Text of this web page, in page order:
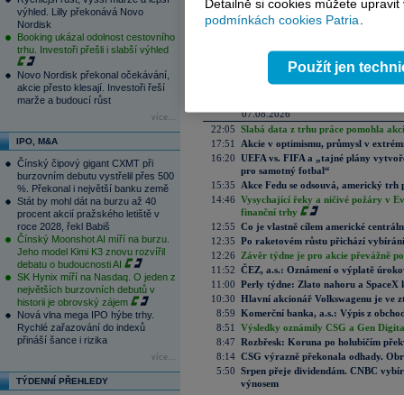
výhled. Lilly překonává Novo
Nordisk
Booking ukázal odolnost cestovního
trhu. Investoři přešli i slabší výhled
Novo Nordisk překonal očekávání,
akcie přesto klesají. Investoři řeší
marže a budoucí růst
více...
IPO, M&A
Čínský čipový gigant CXMT při
burzovním debutu vystřelil přes 500
%. Překonal i největší banku země
Stát by mohl dát na burzu až 40
procent akcií pražského letiště v
roce 2028, řekl Babiš
Čínský Moonshot AI míří na burzu.
Jeho model Kimi K3 znovu rozvířil
debatu o budoucnosti AI
SK Hynix míří na Nasdaq. O jeden z
největších burzovních debutů v
historii je obrovský zájem
Nová vlna mega IPO hýbe trhy.
Rychlé zařazování do indexů
přináší šance i rizika
více...
TÝDENNÍ PŘEHLEDY
Aktuální komentáře
Víkendář: Nebojte se, Warsh ve
08.08.2026
07.08.2026
22:05 Slabá data z trhu práce pomohla
17:51
Akcie v optimismu, průmysl v
16:20 UEFA vs. FIFA a „tajné plány
pro samotný fotbal“
15:35
Akce Fedu se odsouvá, americký
14:46 Vysychající řeky a ničivé požáry v
finanční trhy
12:55 Co je vlastně cílem americké
12:35 Po raketovém růstu přichází
12:26
Závěr týdne je pro akcie převážně
11:52 ČEZ, a.s.: Oznámení o výplatě
11:00 Perly týdne: Zlato nahoru a SpaceX
10:30 Hlavní akcionář Volkswagenu je ve
8:59 Komerční banka, a.s.: Výpis z
8:51
Výsledky oznámily CSG a Gen
8:47 Rozbřesk: Koruna po holubičím
8:14 CSG výrazně překonala odhady.
5:50 Srpen přeje dividendám. CNBC
výnosem
Detailně si cookies můžete
podmínkách cookies Patria.
Použít jen